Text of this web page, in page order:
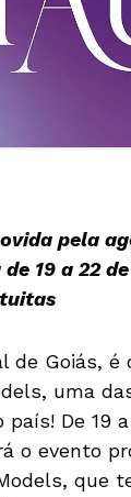
pela
19 a 22
de Goiás, é
uma
De 19
o evento
que